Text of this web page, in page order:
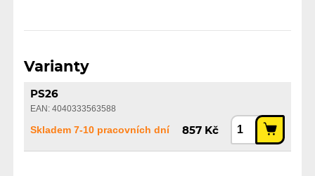
Varianty
PS26
EAN: 4040333563588
Skladem 7-10 pracovních dní 857 Kč